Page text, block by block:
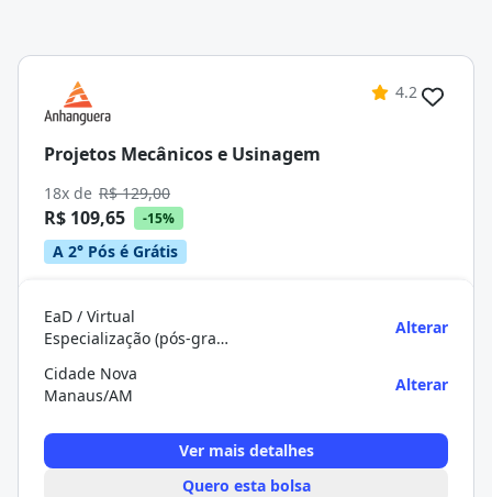
4.2
Projetos Mecânicos e Usinagem
18x de R$ 129,00
R$ 109,65 -15%
A 2° Pós é Grátis
EaD / Virtual
Especialização (pós-graduação)
Alterar
Cidade Nova
Manaus/AM
Alterar
Ver mais detalhes
Quero esta bolsa